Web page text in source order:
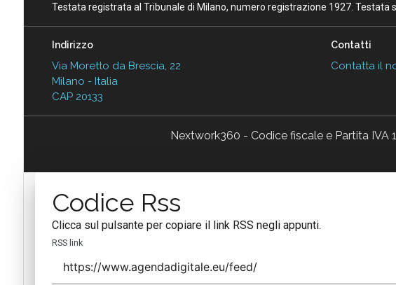
Testata registrata al Tribunale di Milano, numero registrazione 1927. Testata
Indirizzo
Via Moretto da Brescia, 22
Milano - Italia
CAP 20133
Contatti
Contatta il
Nextwork360 - Codice fiscale e Partita IVA
Codice Rss
Clicca sul pulsante per copiare il link RSS negli appunti.
RSS link